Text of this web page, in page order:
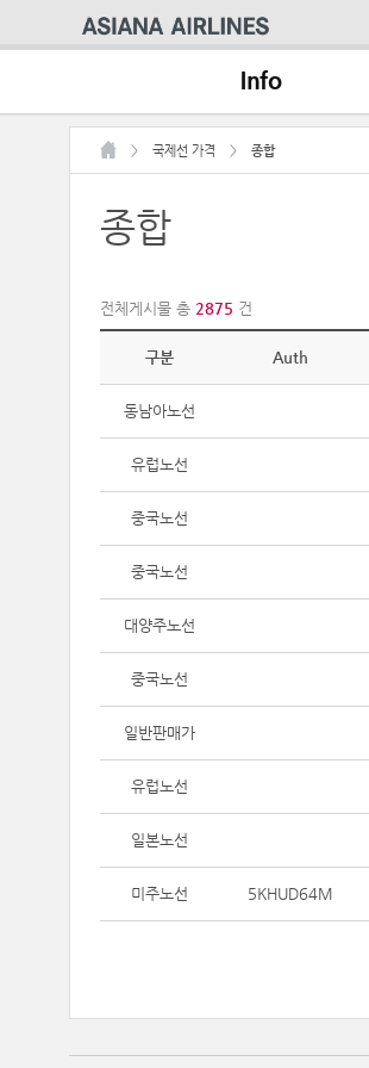
Info
> 국제선 가격 > 종합
종합
전체게시물 총 2875 건
구분 Auth
동남아노선
유럽노선
중국노선
중국노선
대양주노선
중국노선
일반판매가
유럽노선
일본노선
미주노선 5KHUD64M